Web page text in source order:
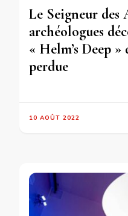
Le Seigneur des
archéologues
« Helm’s Deep
perdue
10 AOÛT 2022